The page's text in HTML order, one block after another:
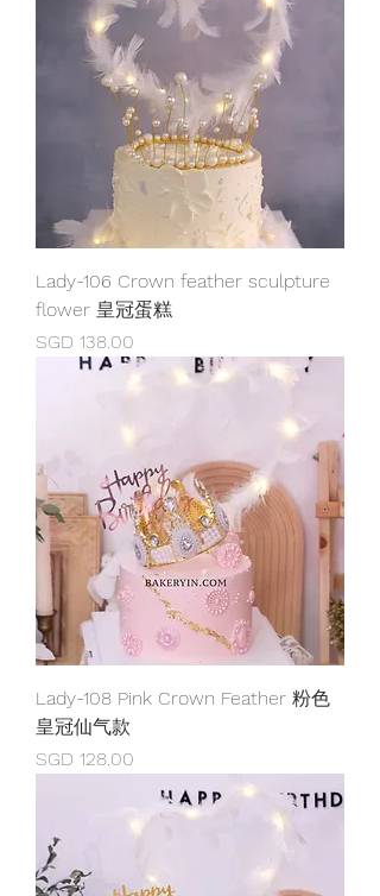
Lady-106 Crown feather sculpture
flower 皇冠蛋糕
價格
SGD 138.00
Lady-108 Pink Crown Feather 粉色
皇冠仙气款
價格
SGD 128.00